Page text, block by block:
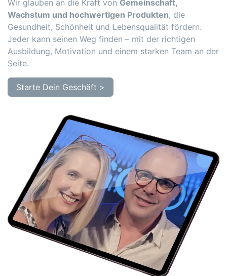
Wir glauben an die Kraft von Gemeinschaft,
Wachstum und hochwertigen Produkten, die
Gesundheit, Schönheit und Lebensqualität fördern.
Jeder kann seinen Weg finden – mit der richtigen
Ausbildung, Motivation und einem starken Team an der
Seite.
Starte Dein Geschäft >